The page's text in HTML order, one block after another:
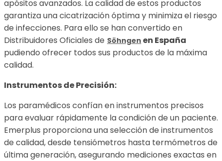
apósitos avanzados. La calidad de estos productos
garantiza una cicatrización óptima y minimiza el riesgo
de infecciones. Para ello se han convertido en
Distribuidores Oficiales de Söhngen en España
pudiendo ofrecer todos sus productos de la máxima
calidad.
Instrumentos de Precisión:
Los paramédicos confían en instrumentos precisos
para evaluar rápidamente la condición de un paciente.
Emerplus proporciona una selección de instrumentos
de calidad, desde tensiómetros hasta termómetros de
última generación, asegurando mediciones exactas en